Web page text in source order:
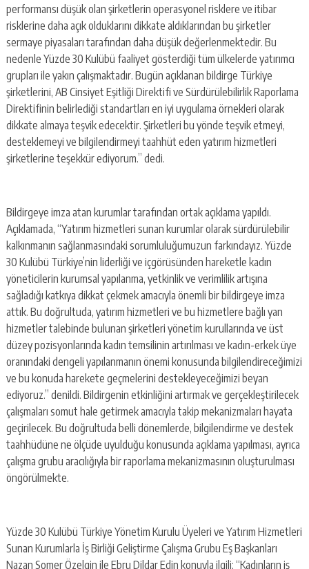
performansı düşük olan şirketlerin operasyonel risklere ve itibar
risklerine daha açık olduklarını dikkate aldıklarından bu şirketler
sermaye piyasaları tarafından daha düşük değerlenmektedir. Bu
nedenle Yüzde 30 Kulübü faaliyet gösterdiği tüm ülkelerde yatırımcı
grupları ile yakın çalışmaktadır. Bugün açıklanan bildirge Türkiye
şirketlerini, AB Cinsiyet Eşitliği Direktifi ve Sürdürülebilirlik Raporlama
Direktifinin belirlediği standartları en iyi uygulama örnekleri olarak
dikkate almaya teşvik edecektir. Şirketleri bu yönde teşvik etmeyi,
desteklemeyi ve bilgilendirmeyi taahhüt eden yatırım hizmetleri
şirketlerine teşekkür ediyorum.” dedi.
Bildirgeye imza atan kurumlar tarafından ortak açıklama yapıldı.
Açıklamada, “Yatırım hizmetleri sunan kurumlar olarak sürdürülebilir
kalkınmanın sağlanmasındaki sorumluluğumuzun farkındayız. Yüzde
30 Kulübü Türkiye’nin liderliği ve içgörüsünden hareketle kadın
yöneticilerin kurumsal yapılanma, yetkinlik ve verimlilik artışına
sağladığı katkıya dikkat çekmek amacıyla önemli bir bildirgeye imza
attık. Bu doğrultuda, yatırım hizmetleri ve bu hizmetlere bağlı yan
hizmetler talebinde bulunan şirketleri yönetim kurullarında ve üst
düzey pozisyonlarında kadın temsilinin artırılması ve kadın-erkek üye
oranındaki dengeli yapılanmanın önemi konusunda bilgilendireceğimizi
ve bu konuda harekete geçmelerini destekleyeceğimizi beyan
ediyoruz.” denildi. Bildirgenin etkinliğini artırmak ve gerçekleştirilecek
çalışmaları somut hale getirmek amacıyla takip mekanizmaları hayata
geçirilecek. Bu doğrultuda belli dönemlerde, bilgilendirme ve destek
taahhüdüne ne ölçüde uyulduğu konusunda açıklama yapılması, ayrıca
çalışma grubu aracılığıyla bir raporlama mekanizmasının oluşturulması
öngörülmekte.
Yüzde 30 Kulübü Türkiye Yönetim Kurulu Üyeleri ve Yatırım Hizmetleri
Sunan Kurumlarla İş Birliği Geliştirme Çalışma Grubu Eş Başkanları
Nazan Somer Özelgin ile Ebru Dildar Edin konuyla ilgili; “Kadınların iş